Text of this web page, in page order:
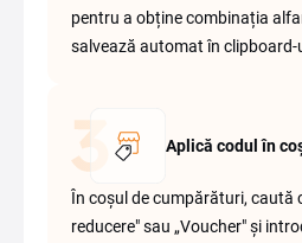
pentru a obține combinația
salvează automat în
Aplică codul în
În coșul de cumpărături, caută
reducere" sau „Voucher" și